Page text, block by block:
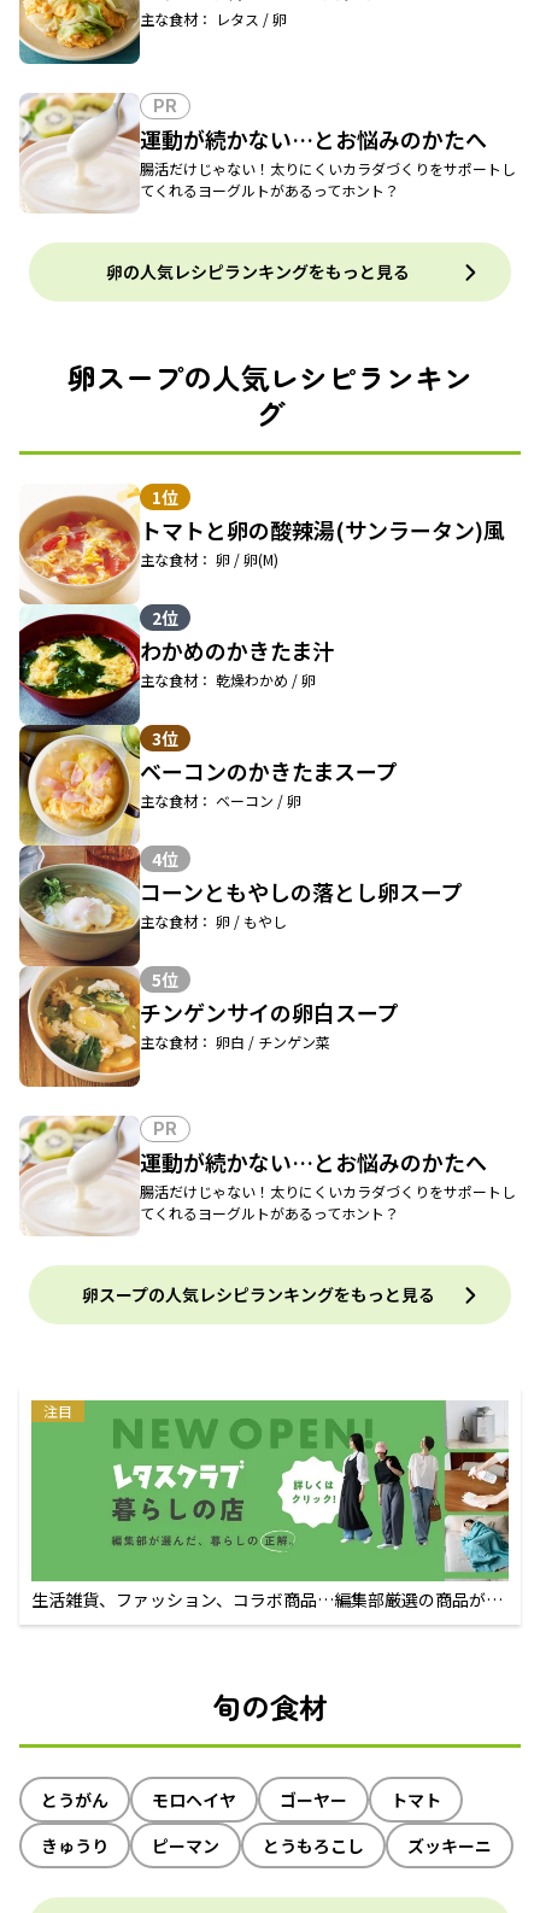
主な食材： レタス / 卵
PR
運動が続かない…とお悩みのかたへ
腸活だけじゃない！太りにくいカラダづくりをサポートし
てくれるヨーグルトがあるってホント？
卵の人気レシピランキングをもっと見る
卵スープの人気レシピランキン
グ
1位
トマトと卵の酸辣湯(サンラータン)風
主な食材： 卵 / 卵(M)
2位
わかめのかきたま汁
主な食材： 乾燥わかめ / 卵
3位
ベーコンのかきたまスープ
主な食材： ベーコン / 卵
4位
コーンともやしの落とし卵スープ
主な食材： 卵 / もやし
5位
チンゲンサイの卵白スープ
主な食材： 卵白 / チンゲン菜
PR
運動が続かない…とお悩みのかたへ
腸活だけじゃない！太りにくいカラダづくりをサポートし
てくれるヨーグルトがあるってホント？
卵スープの人気レシピランキングをもっと見る
注目
生活雑貨、ファッション、コラボ商品…編集部厳選の商品が買
えるECサイト
旬の食材
とうがん モロヘイヤ ゴーヤー
トマト
きゅうり
ピーマン とうもろこし ズッキーニ